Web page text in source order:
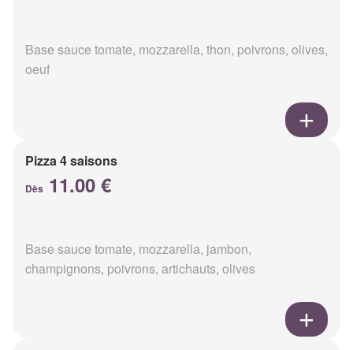
Base sauce tomate, mozzarella, thon, poivrons, olives,
oeuf
Pizza 4 saisons
Dès 11.00 €
Base sauce tomate, mozzarella, jambon,
champignons, poivrons, artichauts, olives